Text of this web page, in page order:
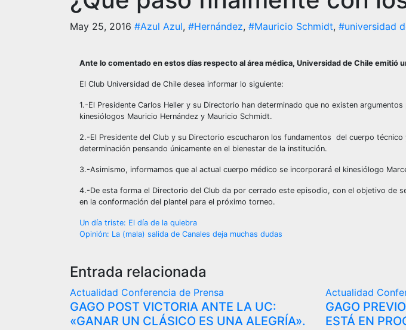
May 25, 2016 #Azul Azul, #Hernández, #Mauricio Schmidt, #universidad
Ante lo comentado en estos días respecto al área médica, Universidad de Chile emitió
El Club Universidad de Chile desea informar lo siguiente:
1.-El Presidente Carlos Heller y su Directorio han determinado que no existen
kinesiólogos Mauricio Hernández y Mauricio Schmidt.
2.-El Presidente del Club y su Directorio escucharon los fundamentos del cuerpo
determinación pensando únicamente en el bienestar de la institución.
3.-Asimismo, informamos que al actual cuerpo médico se incorporará el kinesiólogo
4.-De esta forma el Directorio del Club da por cerrado este episodio, con el objetivo de
en la conformación del plantel para el próximo torneo.
Navegación
entradas
Un día triste: El día de la quiebra
Opinión: La (mala) salida de Canales deja muchas dudas
Entrada relacionada
Actualidad Conferencia de Prensa
GAGO POST VICTORIA ANTE LA UC:
«GANAR UN CLÁSICO ES UNA ALEGRÍA».
Actualidad
GAGO
ESTÁ EN